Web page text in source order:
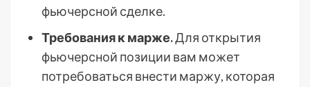
фьючерсной сделке.
Требования к марже.Для открытия
фьючерсной позиции вам может
потребоваться внести маржу, которая